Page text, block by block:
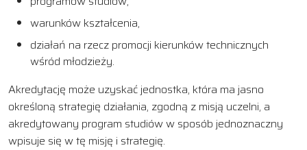
warunków kształcenia,
działań na rzecz promocji kierunków technicznych
wśród młodzieży.
Akredytację może uzyskać jednostka, która ma jasno
określoną strategię działania, zgodną z misją uczelni, a
akredytowany program studiów w sposób jednoznaczny
wpisuje się w tę misję i strategię.